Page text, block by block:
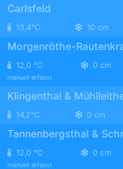
Carlsfeld
13,4°C 10 cm
Morgenröthe-
12,0 °C
manuell erfasst
0 cm
Klingenthal &
14,2°C 0 cm
12,0 °C
manuell erfasst
0 cm